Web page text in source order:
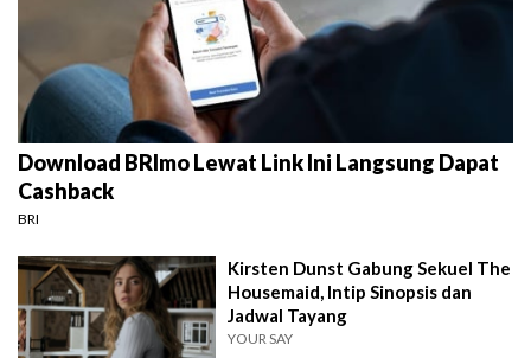
Download BRImo Lewat Link Ini Langsung Dapat
Cashback
BRI
Kirsten Dunst Gabung Sekuel The
Housemaid, Intip Sinopsis dan
Jadwal Tayang
YOUR SAY